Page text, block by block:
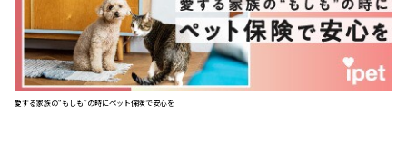
愛する家族の“もしも”の時にペット保険で安心を